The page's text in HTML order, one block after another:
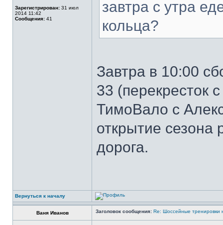
Зарегистрирован: 31 июл
2014 11:42
Сообщения: 41
завтра с утра
кольца?
Завтра в 10:00
33 (перекресток
ТимоВало с
открытие сезона
дорога.
Вернуться к началу
Ваня Иванов Заголовок сообщения: Re: Шоссейные тренировки